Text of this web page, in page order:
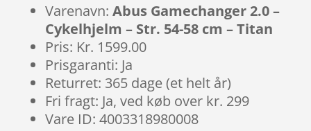
Varenavn: Abus Gamechanger 2.0 –
Cykelhjelm – Str. 54-58 cm – Titan
Pris: Kr. 1599.00
Prisgaranti: Ja
Returret: 365 dage (et helt år)
Fri fragt: Ja, ved køb over kr. 299
Vare ID: 4003318980008